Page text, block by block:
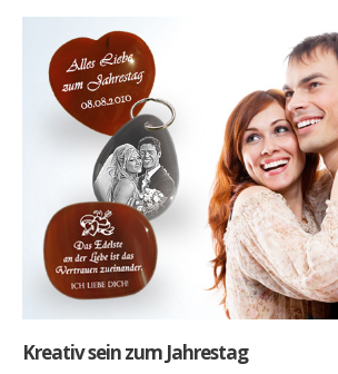
Kreativ sein zum Jahrestag